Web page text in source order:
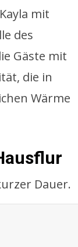
mit
des
Gäste mit
die in
Wärme
Dauer.